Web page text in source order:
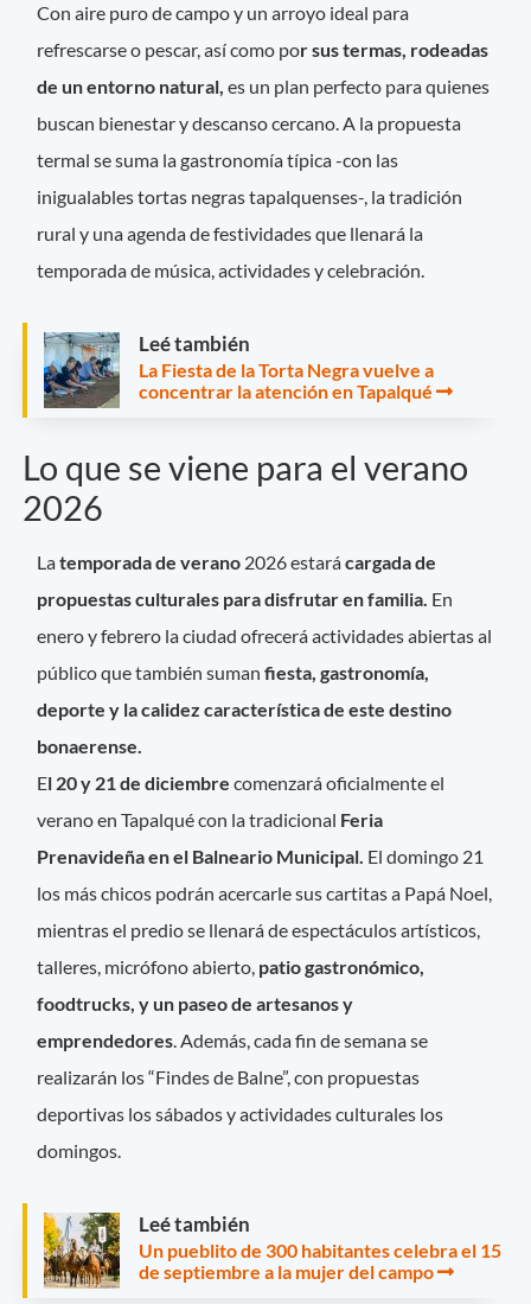
Con aire puro de campo y un arroyo ideal para
refrescarse o pescar, así como por sus termas, rodeadas
de un entorno natural,es un plan perfecto para quienes
buscan bienestar y descanso cercano. A la propuesta
termal se suma la gastronomía típica -con las
inigualables tortas negras tapalquenses-, la tradición
rural y una agenda de festividades que llenará la
temporada de música, actividades y celebración.
Leé también
La Fiesta de la Torta Negra vuelve a
concentrar la atención en Tapalqué
Lo que se viene para el verano
2026
Latemporada de verano 2026 estarácargada de
propuestas culturales para disfrutar en familia. En
enero y febrero la ciudad ofrecerá actividades abiertas al
público que también sumanfiesta, gastronomía,
deporte y la calidez característica de este destino
bonaerense.
El 20 y 21 de diciembrecomenzará oficialmente el
verano en Tapalqué con la tradicional Feria
Prenavideña en el Balneario Municipal. El domingo 21
los más chicos podrán acercarle sus cartitas a Papá Noel,
mientras el predio se llenará de espectáculos artísticos,
talleres, micrófono abierto, patio gastronómico,
foodtrucks, y un paseo de artesanos y
emprendedores . Además, cada fin de semana se
realizarán los “Findes de Balne”, con propuestas
deportivas los sábados y actividades culturales los
domingos.
Leé también
Un pueblito de 300 habitantes celebra el 15
de septiembre a la mujer del campo